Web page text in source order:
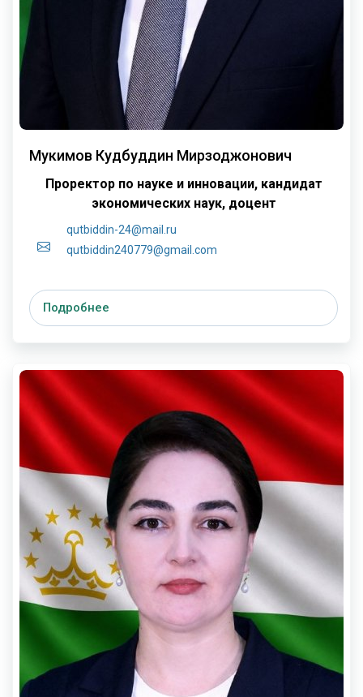
Мукимов Кудбуддин Мирзоджонович
Проректор по науке и инновации, кандидат
экономических наук, доцент
qutbiddin-24@mail.ru
qutbiddin240779@gmail.com
Подробнее